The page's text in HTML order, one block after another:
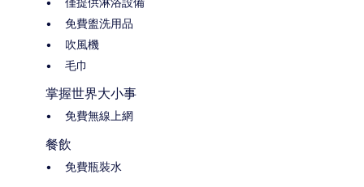
免費盥洗用品
吹風機
毛巾
掌握世界大小事
免費無線上網
餐飲
免費瓶裝水